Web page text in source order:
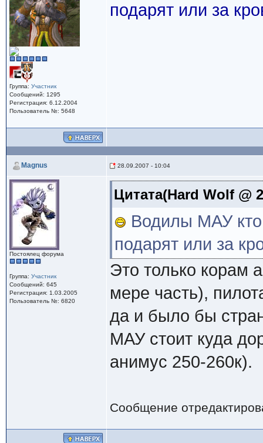
Группа: Участник
Сообщений: 1295
Регистрация: 6.12.2004
Пользователь №: 5648
подарят или за
Magnus 28.09.2007 - 10:04
Постоялец форума
Группа: Участник
Сообщений: 645
Регистрация: 1.03.2005
Пользователь №: 6820
Цитата(Hard Wolf @
Водилы МАУ
подарят или за
Это только корам
мере часть),
да и было бы
МАУ стоит куда
анимус 250-260к).
Сообщение